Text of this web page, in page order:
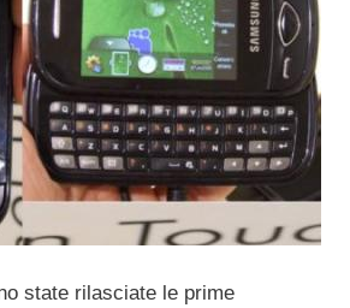
state rilasciate le prime